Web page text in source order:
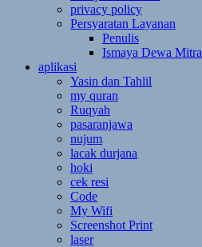
privacy policy
Persyaratan Layanan
Penulis
Ismaya Dewa Mitra
aplikasi
Yasin dan Tahlil
my quran
Ruqyah
pasaranjawa
nujum
lacak durjana
hoki
cek resi
Code
My Wifi
Screenshot Print
laser